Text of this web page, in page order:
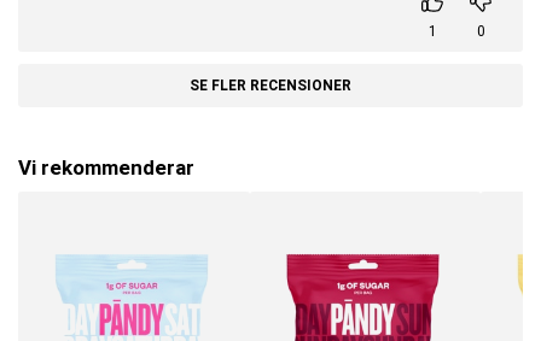
1 0
SE FLER RECENSIONER
Vi rekommenderar